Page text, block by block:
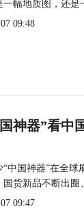
一幅地质图，还是
09:48
神器”看中
“中国神器”在全
国货新品不断出圈
09:47